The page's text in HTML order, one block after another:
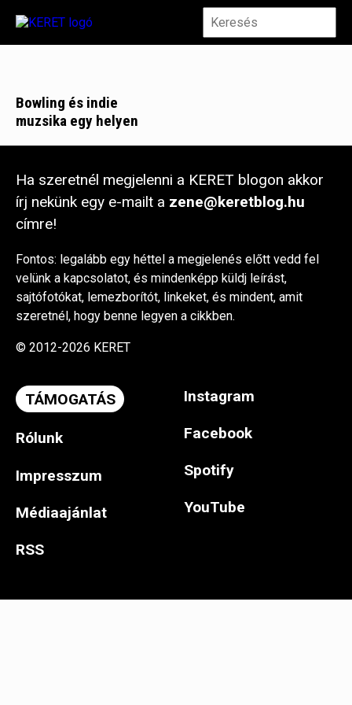
Bowling és indie
muzsika egy helyen
Ha szeretnél megjelenni a KERET blogon akkor
írj nekünk egy e-mailt a zene@keretblog.hu
címre!
Fontos: legalább egy héttel a megjelenés előtt vedd fel
velünk a kapcsolatot, és mindenképp küldj leírást,
sajtófotókat, lemezborítót, linkeket, és mindent, amit
szeretnél, hogy benne legyen a cikkben.
© 2012-2026 KERET
TÁMOGATÁS
Rólunk
Impresszum
Médiaajánlat
RSS
Instagram
Facebook
Spotify
YouTube